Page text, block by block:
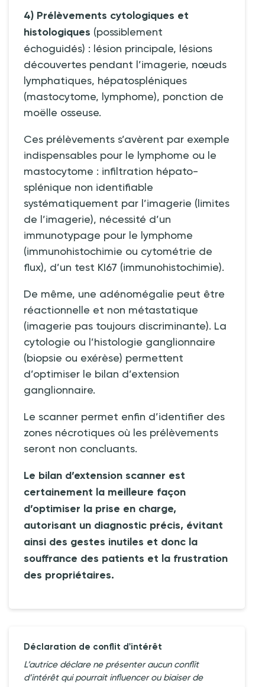
4) Prélèvements cytologiques et
histologiques (possiblement
échoguidés) : lésion principale, lésions
découvertes pendant l’imagerie, nœuds
lymphatiques, hépatospléniques
(mastocytome, lymphome), ponction de
moëlle osseuse.
Ces prélèvements s’avèrent par exemple
indispensables pour le lymphome ou le
mastocytome : infiltration hépato-
splénique non identifiable
systématiquement par l’imagerie (limites
de l’imagerie), nécessité d’un
immunotypage pour le lymphome
(immunohistochimie ou cytométrie de
flux), d’un test KI67 (immunohistochimie).
De même, une adénomégalie peut être
réactionnelle et non métastatique
(imagerie pas toujours discriminante). La
cytologie ou l’histologie ganglionnaire
(biopsie ou exérèse) permettent
d’optimiser le bilan d’extension
ganglionnaire.
Le scanner permet enfin d’identifier des
zones nécrotiques où les prélèvements
seront non concluants.
Le bilan d’extension scanner est
certainement la meilleure façon
d’optimiser la prise en charge,
autorisant un diagnostic précis, évitant
ainsi des gestes inutiles et donc la
souffrance des patients et la frustration
des propriétaires.
Déclaration de conflit d'intérêt
L’autrice déclare ne présenter aucun conflit
d’intérêt qui pourrait influencer ou biaiser de